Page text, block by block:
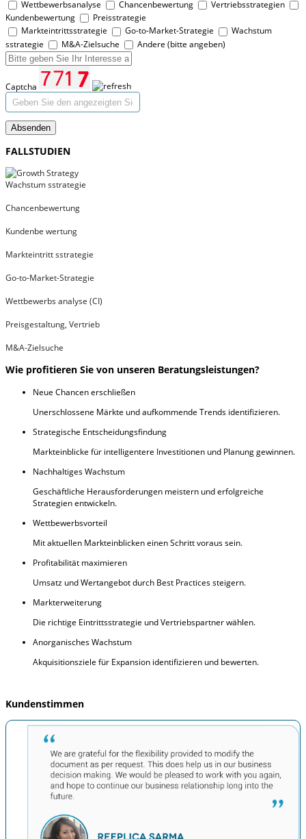
Wettbewerbsanalyse
Chancenbewertung
Vertriebsstrategien
Kundenbewertung
Preisstrategie
Markteintrittsstrategie
Go-to-Market-Strategie
Wachstum
sstrategie
M&A-Zielsuche Andere (bitte angeben)
Captcha
Absenden
FALLSTUDIEN
Wachstum sstrategie
Chancenbewertung
Kundenbe wertung
Markteintritt sstrategie
Go-to-Market-Strategie
Wettbewerbs analyse (CI)
Preisgestaltung, Vertrieb
M&A-Zielsuche
Wie profitieren Sie von unseren Beratungsleistungen?
Neue Chancen erschließen
Unerschlossene Märkte und aufkommende Trends identifizieren.
Strategische Entscheidungsfindung
Markteinblicke für intelligentere Investitionen und Planung gewinnen.
Nachhaltiges Wachstum
Geschäftliche Herausforderungen meistern und erfolgreiche
Strategien entwickeln.
Wettbewerbsvorteil
Mit aktuellen Markteinblicken einen Schritt voraus sein.
Profitabilität maximieren
Umsatz und Wertangebot durch Best Practices steigern.
Markterweiterung
Die richtige Eintrittsstrategie und Vertriebspartner wählen.
Anorganisches Wachstum
Akquisitionsziele für Expansion identifizieren und bewerten.
Kundenstimmen